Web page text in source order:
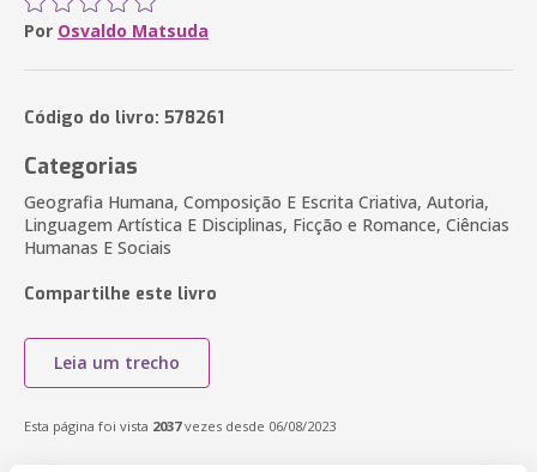
Por Osvaldo Matsuda
Código do livro: 578261
Categorias
Geografia Humana, Composição E Escrita Criativa, Autoria,
Linguagem Artística E Disciplinas, Ficção e Romance, Ciências
Humanas E Sociais
Compartilhe este livro
Leia um trecho
Esta página foi vista 2037vezes desde 06/08/2023